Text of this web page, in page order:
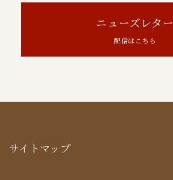
ニューズレター
配信はこちら
サイトマップ